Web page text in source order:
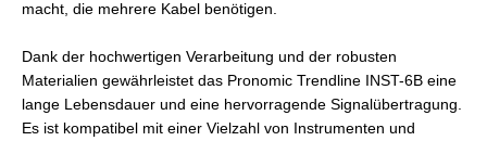
macht, die mehrere Kabel benötigen.
Dank der hochwertigen Verarbeitung und der robusten
Materialien gewährleistet das Pronomic Trendline INST-6B eine
lange Lebensdauer und eine hervorragende Signalübertragung.
Es ist kompatibel mit einer Vielzahl von Instrumenten und